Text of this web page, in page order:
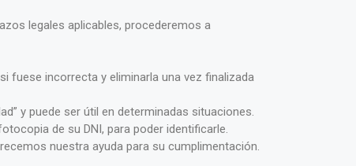
legales aplicables, procederemos a
fuese incorrecta y eliminarla una vez finalizada
y puede ser útil en determinadas situaciones.
de su DNI, para poder identificarle.
nuestra ayuda para su cumplimentación.